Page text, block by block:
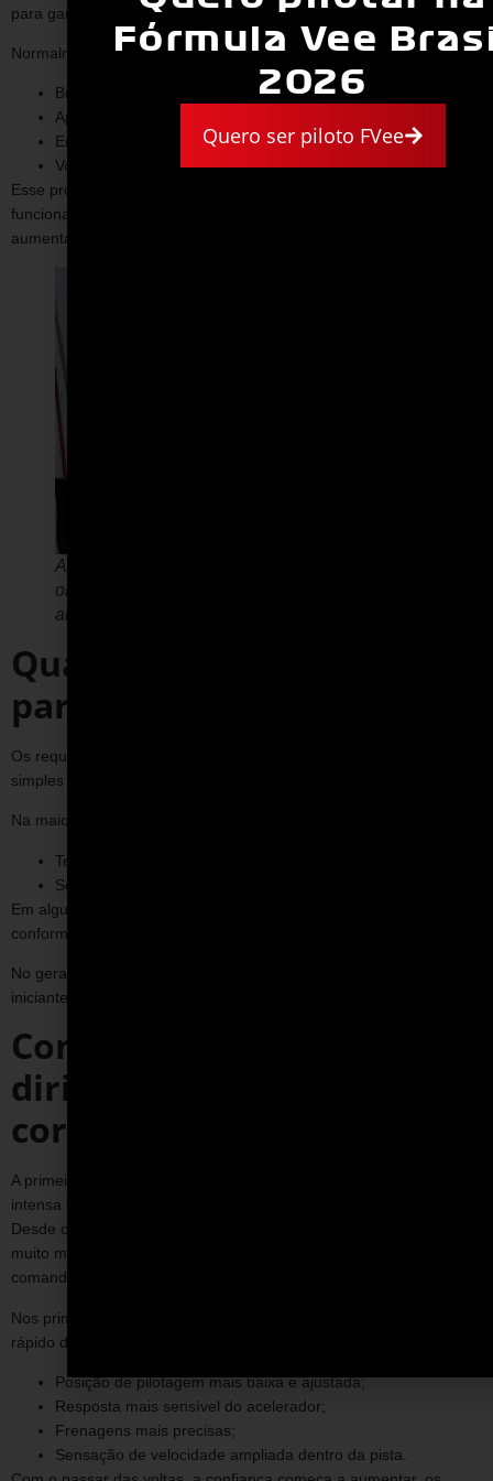
para garantir segurança e aproveitamento.
Normalmente, ela inclui:
Briefing com orientações básicas;
Apresentação do carro e dos comandos;
Entrada na pista com acompanhamento;
Voltas controladas no autódromo.
Esse processo permite que o participante entenda o
funcionamento do carro antes de acelerar, reduzindo riscos e
aumentando a confiança.
Antes de entrar na pista, o participante recebe
orientações para dirigir com segurança no
autódromo.
Quais são os requisitos
para pilotar
Os requisitos para pilotar em experiências de automobilismo são
simples e voltados principalmente à segurança.
Na maioria dos casos, é necessário:
Ter a partir de 18 anos com CNH;
Seguir todas as orientações de segurança e briefing prévio;
Em alguns formatos, pode ser exigida habilitação, mas isso varia
conforme o tipo de experiência e o regulamento do evento.
No geral, o processo é acessível e pensado para permitir que
iniciantes participem com segurança e orientação adequada.
Como é a primeira vez
dirigindo um carro de
corrida
A primeira experiência ao dirigir um carro de corrida costuma ser
intensa e diferente de tudo que a maioria das pessoas já viveu.
Desde o início, é possível perceber que o carro responde de forma
muito mais direta, exigindo mais atenção e precisão em cada
comando.
Nos primeiros momentos, o participante passa por um processo
rápido de adaptação:
Posição de pilotagem mais baixa e ajustada;
Resposta mais sensível do acelerador;
Frenagens mais precisas;
Sensação de velocidade ampliada dentro da pista.
Fórmula Vee
2026
Quero ser piloto FVee